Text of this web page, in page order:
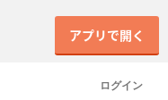
ログイン
アプリで開く